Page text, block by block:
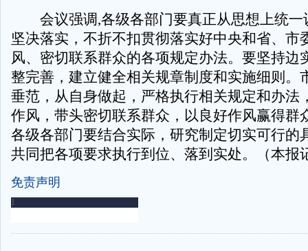
会议强调,各级各部门要真正从思想上统一
坚决落实，不折不扣贯彻落实好中央和省、市
风、密切联系群众的各项规定办法。要坚持边
整完善，建立健全相关规章制度和实施细则。
垂范，从自身做起，严格执行相关规定和办法
作风，带头密切联系群众，以良好作风赢得群
各级各部门要结合实际，研究制定切实可行的
共同把各项要求执行到位、落到实处。（本报
免责声明
-